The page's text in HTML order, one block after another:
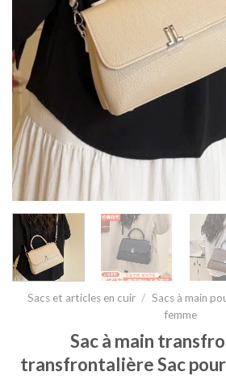
Sacs et articles en cuir / Sacs à main
femme
Sac à main
transfrontalière Sac